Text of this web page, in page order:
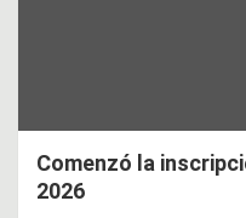
Comenzó la
2026